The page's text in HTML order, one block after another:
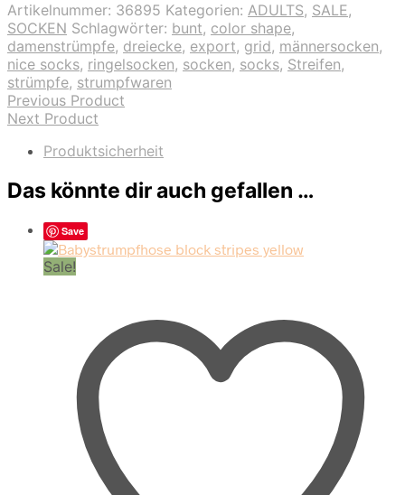
Artikelnummer: 36895 Kategorien: ADULTS, SALE,
SOCKEN Schlagwörter: bunt, color shape,
damenstrümpfe, dreiecke, export, grid, männersocken,
nice socks, ringelsocken, socken, socks, Streifen,
strümpfe, strumpfwaren
Previous Product
Next Product
Produktsicherheit
Das könnte dir auch gefallen …
Save
Sale!